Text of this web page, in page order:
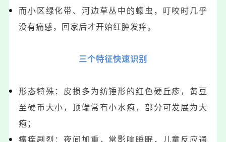
而小区绿化带、河边草丛中的蠓虫，叮咬时几乎
没有痛感，回家后才开始红肿发痒。
三个特征快速识别
形态特殊：皮损多为纺锤形的红色硬丘疹，黄豆
至硬币大小，顶端常有小水疱，部分可发展为大
疱；
瘙痒剧烈：夜间加重，常影响睡眠，儿童反应通